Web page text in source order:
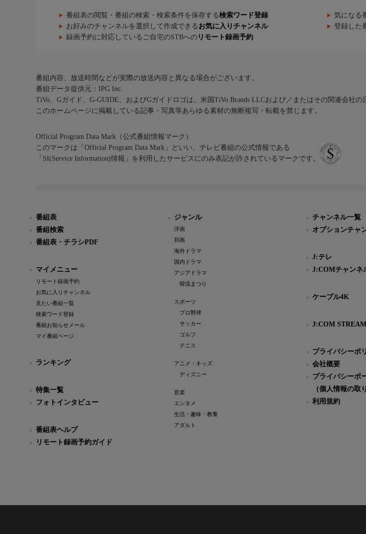
番組表の閲覧・番組の検索・検索条件を保存する検索ワード登録 気になる
お好みのチャンネルを選択して作成できる お気に入りチャンネル 登録した
録画予約に対応しているご自宅のSTBへの リモート録画予約
番組内容、放送時間などが実際の放送内容と異なる場合がございます。
番組データ提供元：IPG Inc.
TiVo、Gガイド、G-GUIDE、およびGガイドロゴは、米国TiVo Brands LLCおよび／またはその関連会社の
このホームページに掲載している記事・写真等あらゆる素材の無断複写・転載を禁じます。
Official Program Data Mark（公式番組情報マーク）
このマークは「Official Program Data Mark」といい、テレビ番組の公式情報である
「SI(Service Information)情報」を利用したサービスにのみ表記が許されているマークです。
番組表
番組検索
番組表・チラシPDF
マイメニュー
リモート録画予約
お気に入りチャンネル
見たい番組一覧
検索ワード登録
番組お知らせメール
マイ番組ページ
ランキング
特集一覧
フォトインタビュー
番組表ヘルプ
リモート録画予約ガイド
ジャンル
洋画
邦画
海外ドラマ
国内ドラマ
アジアドラマ
韓流まつり
スポーツ
プロ野球
サッカー
ゴルフ
テニス
アニメ・キッズ
ディズニー
音楽
エンタメ
生活・趣味・教養
アダルト
チャンネル一覧
オプションチャ
J:テレ
J:COMチャンネ
ケーブル4K
J:COM STREAM
プライバシーポ
会社概要
プライバシーポ
（個人情報の取
利用規約